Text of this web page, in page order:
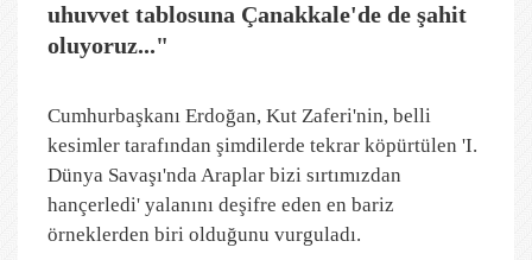
uhuvvet tablosuna Çanakkale'de de şahit
oluyoruz..."
Cumhurbaşkanı Erdoğan, Kut Zaferi'nin, belli
kesimler tarafından şimdilerde tekrar köpürtülen 'I.
Dünya Savaşı'nda Araplar bizi sırtımızdan
hançerledi' yalanını deşifre eden en bariz
örneklerden biri olduğunu vurguladı.